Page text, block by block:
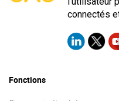
connectés
Fonctions